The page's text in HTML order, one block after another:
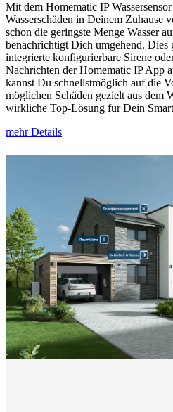
Mit dem Homematic IP
Wasserschäden in Deinem Zuhause
schon die geringste Menge Wasser
benachrichtigt Dich umgehend. Dies
integrierte konfigurierbare Sirene
Nachrichten der Homematic IP App
kannst Du schnellstmöglich auf die
möglichen Schäden gezielt aus dem
wirkliche Top-Lösung für Dein
mehr Details